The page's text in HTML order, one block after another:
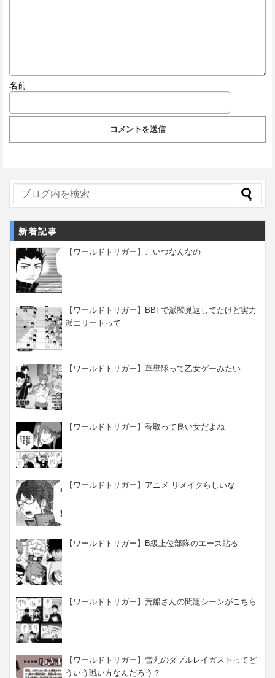
名前
新着記事
【ワールドトリガー】こいつなんなの
【ワールドトリガー】BBFで派閥見返してたけど実力
派エリートって
【ワールドトリガー】草壁隊って乙女ゲーみたい
【ワールドトリガー】香取って良い女だよね
【ワールドトリガー】アニメ リメイクらしいな
【ワールドトリガー】B級上位部隊のエース貼る
【ワールドトリガー】荒船さんの問題シーンがこちら
【ワールドトリガー】雪丸のダブルレイガストってど
ういう戦い方なんだろう？